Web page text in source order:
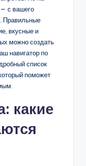
с вашего
Правильные
вкусные и
можно создать
навигатор по
список
поможет
какие